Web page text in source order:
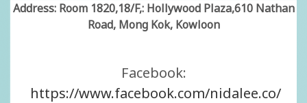
Address: Room 1820,18/F,: Hollywood Plaza,610 Nathan
Road, Mong Kok, Kowloon
Facebook:
https://www.facebook.com/nidalee.co/